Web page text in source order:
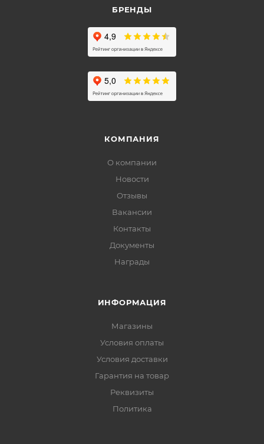
БРЕНДЫ
КОМПАНИЯ
О компании
Новости
Отзывы
Вакансии
Контакты
Документы
Награды
ИНФОРМАЦИЯ
Магазины
Условия оплаты
Условия доставки
Гарантия на товар
Реквизиты
Политика